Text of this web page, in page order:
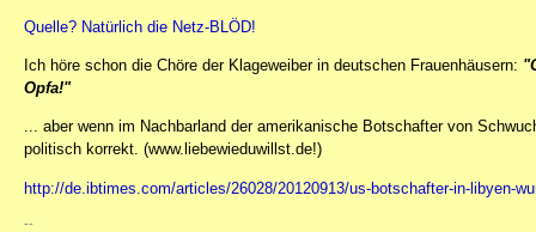
Quelle? Natürlich die Netz-BLÖD!
Ich höre schon die Chöre der Klageweiber in deutschen Frauenhäusern:
Opfa!"
... aber wenn im Nachbarland der amerikanische Botschafter von
politisch korrekt. (www.liebewieduwillst.de!)
http://de.ibtimes.com/articles/26028/20120913/us-botschafter-in-libyen-
--